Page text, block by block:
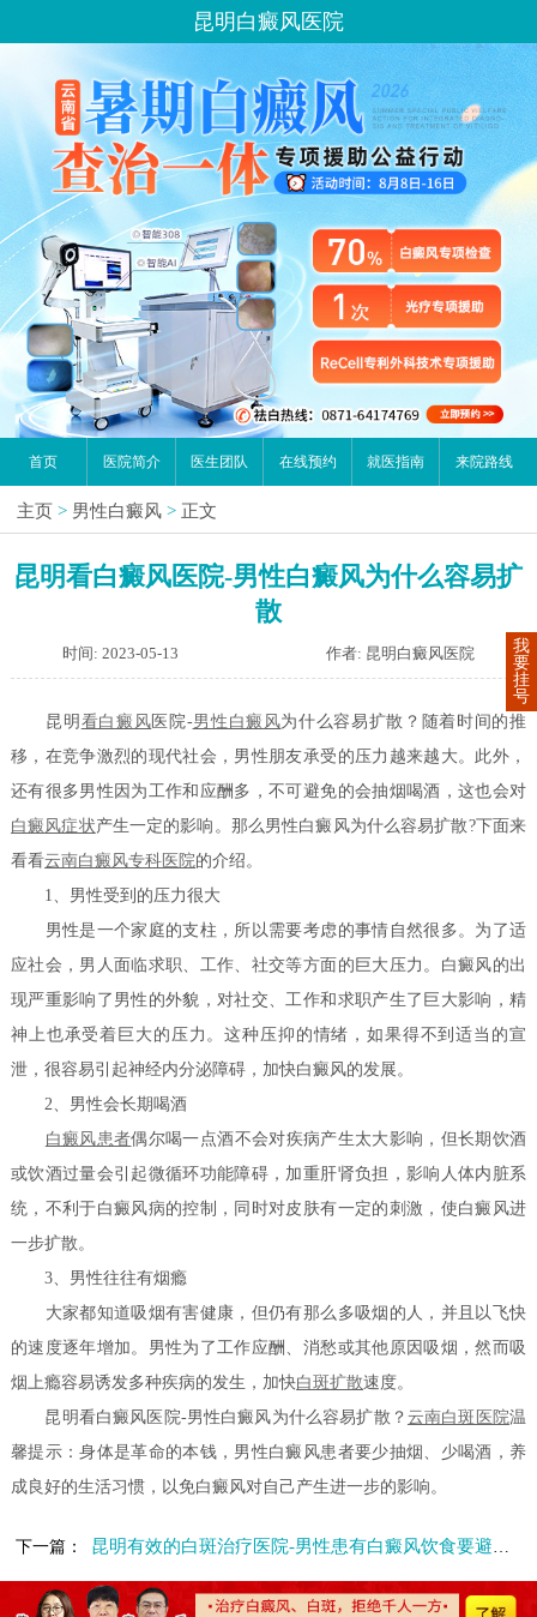
昆明白癜风医院
首页 医院简介 医生团队 在线预约 就医指南 来院路线
主页 > 男性白癜风 > 正文
昆明看白癜风医院-男性白癜风为什么容易扩
散
时间: 2023-05-13 作者: 昆明白癜风医院
昆明 看白癜风 医院-男性白癜风为什么容易扩散？随着时间的推
移，在竞争激烈的现代社会，男性朋友承受的压力越来越大。此外，
还有很多男性因为工作和应酬多，不可避免的会抽烟喝酒，这也会对
白癜风症状产生一定的影响。那么男性白癜风为什么容易扩散?下面来
看看云南白癜风专科医院的介绍。
1、男性受到的压力很大
男性是一个家庭的支柱，所以需要考虑的事情自然很多。为了适
应社会，男人面临求职、工作、社交等方面的巨大压力。白癜风的出
现严重影响了男性的外貌，对社交、工作和求职产生了巨大影响，精
神上也承受着巨大的压力。这种压抑的情绪，如果得不到适当的宣
泄，很容易引起神经内分泌障碍，加快白癜风的发展。
2、男性会长期喝酒
白癜风患者偶尔喝一点酒不会对疾病产生太大影响，但长期饮酒
或饮酒过量会引起微循环功能障碍，加重肝肾负担，影响人体内脏系
统，不利于白癜风病的控制，同时对皮肤有一定的刺激，使白癜风进
一步扩散。
3、男性往往有烟瘾
大家都知道吸烟有害健康，但仍有那么多吸烟的人，并且以飞快
的速度逐年增加。男性为了工作应酬、消愁或其他原因吸烟，然而吸
烟上瘾容易诱发多种疾病的发生，加快白斑扩散速度。
昆明看白癜风医院-男性白癜风为什么容易扩散？ 云南白斑医院温
馨提示：身体是革命的本钱，男性白癜风患者要少抽烟、少喝酒，养
成良好的生活习惯，以免白癜风对自己产生进一步的影响。
下一篇： 昆明有效的白斑治疗医院-男性患有白癜风饮食要避免哪些食物
我
要
挂
号